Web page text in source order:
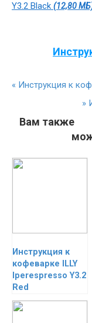
Y3.2 Black (12,80
« Инструкция к
»
Вам также
Инструкция к
кофеварке ILLY
Iperespresso Y3.2
Red